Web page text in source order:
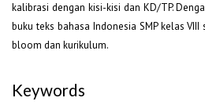
kalibrasi dengan kisi-kisi dan KD/TP.
buku teks bahasa Indonesia SMP kelas
bloom dan kurikulum.
Keywords